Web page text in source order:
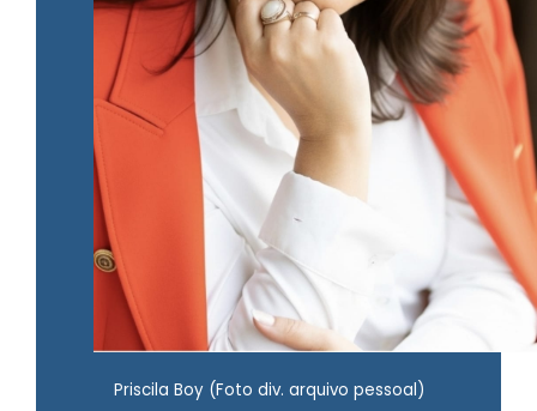
Priscila Boy (Foto div. arquivo pessoal)